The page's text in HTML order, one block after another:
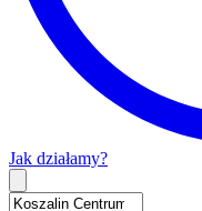
Jak działamy?